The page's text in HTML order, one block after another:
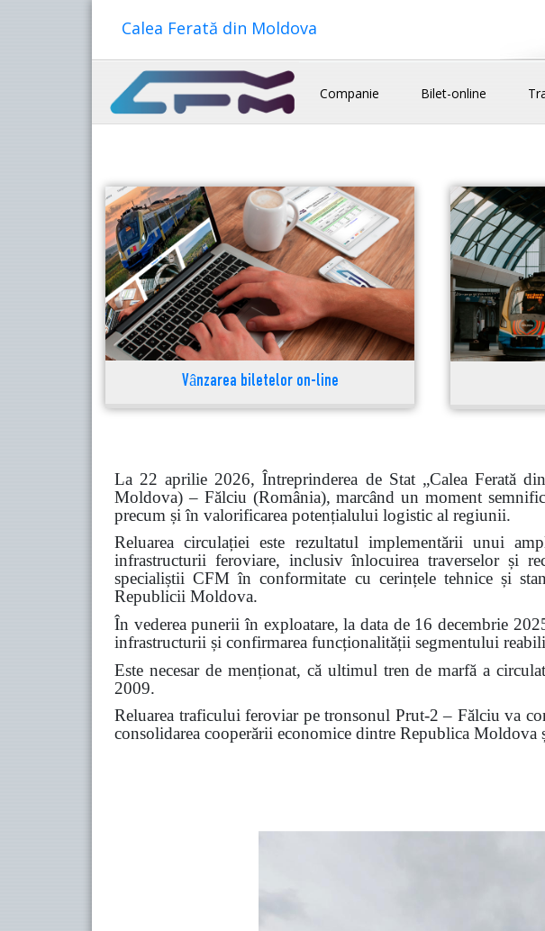
Calea Ferată din Moldova
Companie Bilet-online
Vânzarea biletelor on-line
La 22 aprilie 2026, Întreprinderea de Stat „Calea Ferată
Moldova) – Fălciu (România), marcând un moment
precum și în valorificarea potențialului logistic al regiunii.
Reluarea circulației este rezultatul implementării unui
infrastructurii feroviare, inclusiv înlocuirea traverselor și
specialiștii CFM în conformitate cu cerințele tehnice și
Republicii Moldova.
În vederea punerii în exploatare, la data de 16 decembrie
infrastructurii și confirmarea funcționalității segmentului
Este necesar de menționat, că ultimul tren de marfă a
2009.
Reluarea traficului feroviar pe tronsonul Prut-2 – Fălciu va
consolidarea cooperării economice dintre Republica Moldova